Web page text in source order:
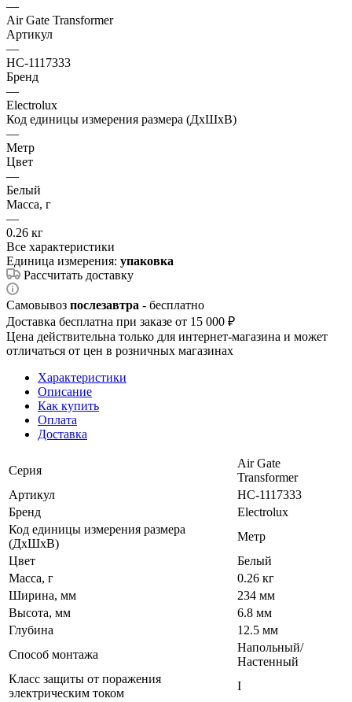
—
Air Gate Transformer
Артикул
—
НС-1117333
Бренд
—
Electrolux
Код единицы измерения размера (ДхШхВ)
—
Метр
Цвет
—
Белый
Масса, г
—
0.26 кг
Все характеристики
Единица измерения: упаковка
Рассчитать доставку
Самовывоз послезавтра - бесплатно
Доставка бесплатна при заказе от 15 000 ₽
Цена действительна только для интернет-магазина и может
отличаться от цен в розничных магазинах
Характеристики
Описание
Как купить
Оплата
Доставка
Серия
Air Gate
Transformer
Артикул
НС-1117333
Бренд
Electrolux
Код единицы измерения размера
(ДхШхВ)
Метр
Цвет
Белый
Масса, г
0.26 кг
Ширина, мм
234 мм
Высота, мм
6.8 мм
Глубина
12.5 мм
Способ монтажа
Напольный/
Настенный
Класс защиты от поражения
электрическим током
I